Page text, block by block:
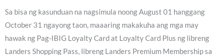
Sa bisa ng kasunduan na nagsimula noong August 01 hanggang
October 31 ngayong taon, maaaring makakuha ang mga may
hawak ng Pag-IBIG Loyalty Card at Loyalty Card Plus ng libreng
Landers Shopping Pass, libreng Landers Premium Membership sa